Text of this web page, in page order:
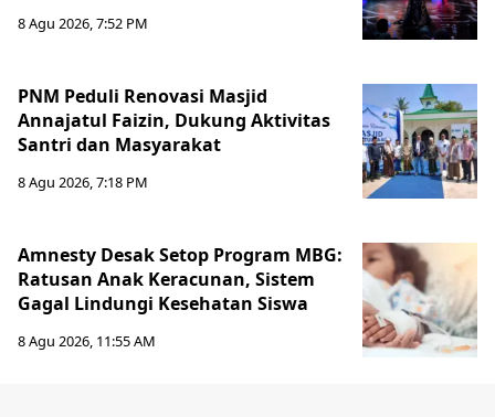
8 Agu 2026, 7:52 PM
PNM Peduli Renovasi Masjid
Annajatul Faizin, Dukung Aktivitas
Santri dan Masyarakat
8 Agu 2026, 7:18 PM
Amnesty Desak Setop Program MBG:
Ratusan Anak Keracunan, Sistem
Gagal Lindungi Kesehatan Siswa
8 Agu 2026, 11:55 AM